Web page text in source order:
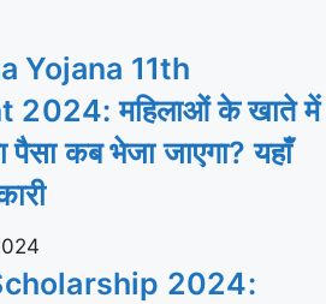
Yojana 11th
2024: महिलाओं के खाते में
पैसा कब भेजा जाएगा? यहाँ
2024: